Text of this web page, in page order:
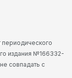
периодического
издания №166332-
совпадать с